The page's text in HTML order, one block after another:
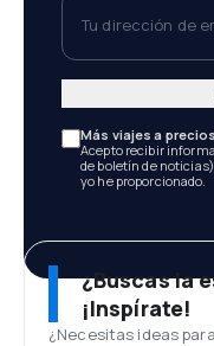
Más viajes a
Acepto recibir
de boletín de
yo he proporcionado.
¿Buscas la
¡Inspírate!
¿Necesitas ideas